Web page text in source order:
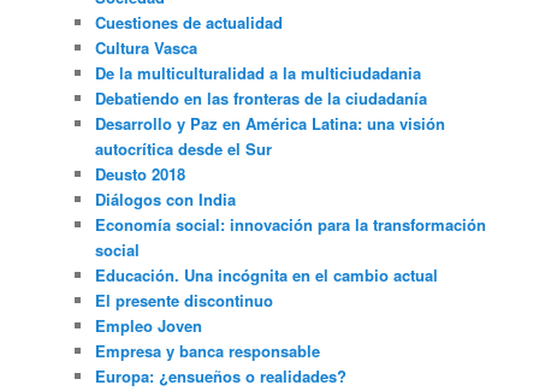
Cuestiones de actualidad
Cultura Vasca
De la multiculturalidad a la multiciudadania
Debatiendo en las fronteras de la ciudadanía
Desarrollo y Paz en América Latina: una visión
autocrítica desde el Sur
Deusto 2018
Diálogos con India
Economía social: innovación para la transformación
social
Educación. Una incógnita en el cambio actual
El presente discontinuo
Empleo Joven
Empresa y banca responsable
Europa: ¿ensueños o realidades?